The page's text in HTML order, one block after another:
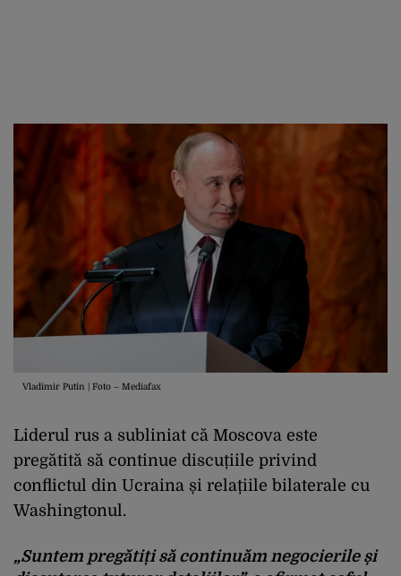
Vladimir Putin | Foto – Mediafax
Liderul rus a subliniat că Moscova este
pregătită să continue discuțiile privind
conflictul din Ucraina și relațiile bilaterale cu
Washingtonul.
„Suntem pregătiți să continuăm negocierile și